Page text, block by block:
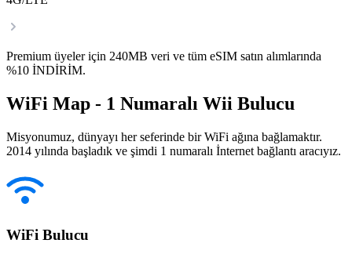
Premium üyeler için 240MB veri ve tüm eSIM satın alımlarında
%10 İNDİRİM.
WiFi Map - 1 Numaralı Wii Bulucu
Misyonumuz, dünyayı her seferinde bir WiFi ağına bağlamaktır.
2014 yılında başladık ve şimdi 1 numaralı İnternet bağlantı aracıyız.
WiFi Bulucu